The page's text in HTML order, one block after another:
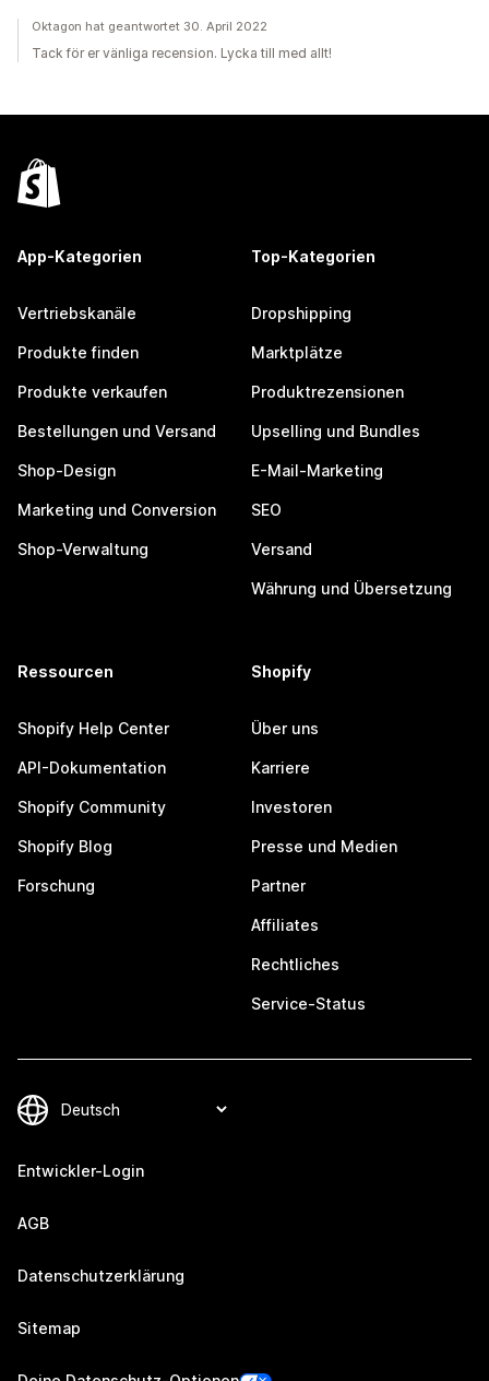
Oktagon hat geantwortet 30. April 2022
Tack för er vänliga recension. Lycka till med allt!
App-Kategorien
Vertriebskanäle
Produkte finden
Produkte verkaufen
Bestellungen und Versand
Shop-Design
Marketing und Conversion
Shop-Verwaltung
Top-Kategorien
Dropshipping
Marktplätze
Produktrezensionen
Upselling und Bundles
E-Mail-Marketing
SEO
Versand
Währung und Übersetzung
Ressourcen
Shopify Help Center
API-Dokumentation
Shopify Community
Shopify Blog
Forschung
Shopify
Über uns
Karriere
Investoren
Presse und Medien
Partner
Affiliates
Rechtliches
Service-Status
Entwickler-Login
AGB
Datenschutzerklärung
Sitemap